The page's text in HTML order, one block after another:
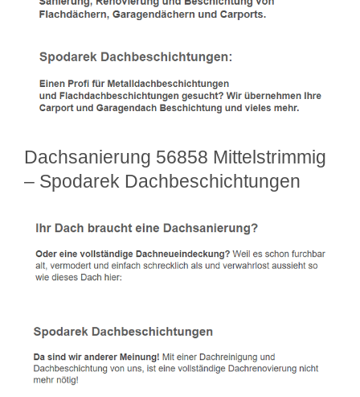
Dachsanierung 56858 Mittelstrimmig
– Spodarek Dachbeschichtungen